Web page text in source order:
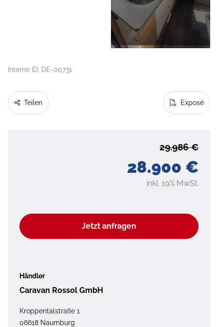
Interne ID: DE-00731
Teilen Exposé
28.900 €
29.986 €
inkl. 19% MwSt.
Jetzt anfragen
Händler
Caravan Rossol GmbH
Kroppentalstraße 1
06618 Naumburg